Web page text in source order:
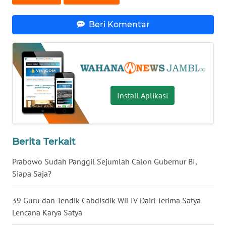
Beri Komentar
Install Aplikasi
Berita Terkait
Prabowo Sudah Panggil Sejumlah Calon Gubernur BI,
Siapa Saja?
39 Guru dan Tendik Cabdisdik Wil IV Dairi Terima Satya
Lencana Karya Satya
WN
LAMPUNG
WN
JATENG
WN
NUSANTARA
WN
JATIM
BALI